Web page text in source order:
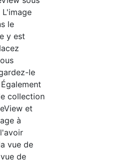
L'image
le
y est
le
collection
et
à
vue de
de